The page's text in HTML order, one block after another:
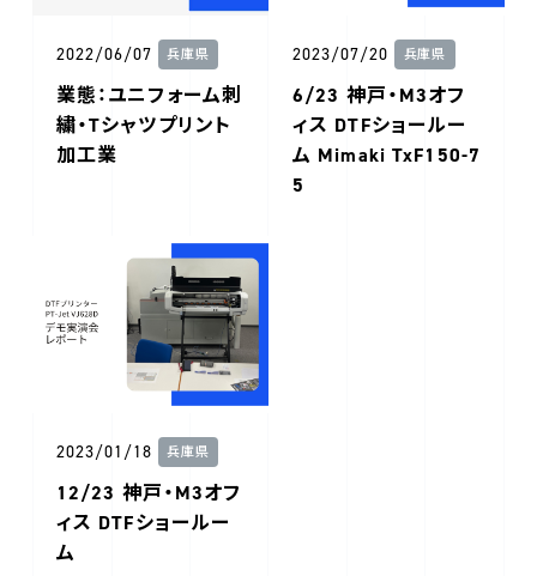
2022/06/07 兵庫県
業態：ユニフォーム刺
繍・Tシャツプリント
加工業
2023/07/20 兵庫県
6/23 神戸・M3オフ
ィス DTFショールー
ム Mimaki TxF150-7
5
2023/01/18 兵庫県
12/23 神戸・M3オフ
ィス DTFショールー
ム